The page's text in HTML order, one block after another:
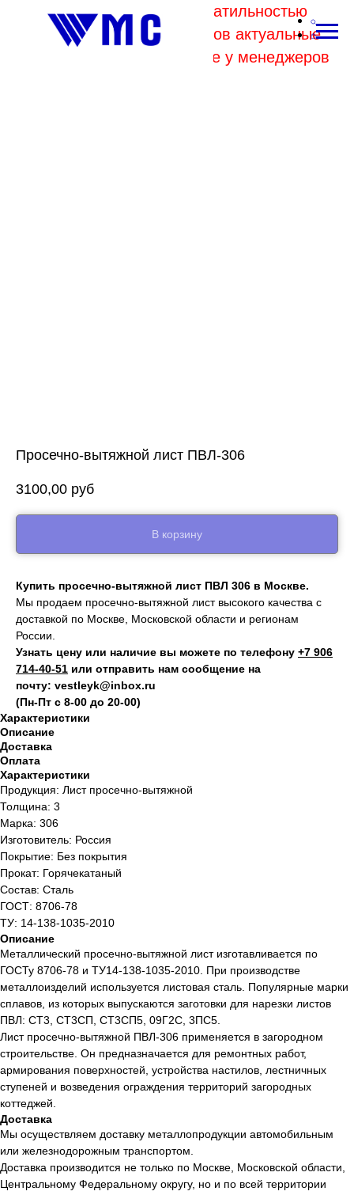
В связи с высокой волатильностью
отпускных цен комбинатов актуальные
цены на металл уточняйте у менеджеров
Просечно-вытяжной лист ПВЛ-306
3100,00 руб
В корзину
Купить просечно-вытяжной лист ПВЛ 306 в Москве.
Мы продаем просечно-вытяжной лист высокого качества с
доставкой по Москве, Московской области и регионам
России.
Узнать цену или наличие вы можете по телефону +7 906
714‑40-51 или отправить нам сообщение на
почту: vestleyk@inbox.ru
(Пн-Пт с 8-00 до 20-00)
Характеристики
Описание
Доставка
Оплата
Характеристики
Продукция: Лист просечно-вытяжной
Толщина: 3
Марка: 306
Изготовитель: Россия
Покрытие: Без покрытия
Прокат: Горячекатаный
Состав: Сталь
ГОСТ: 8706-78
ТУ: 14-138-1035-2010
Описание
Металлический просечно-вытяжной лист изготавливается по
ГОСТу 8706-78 и ТУ14-138-1035-2010. При производстве
металлоизделий используется листовая сталь. Популярные марки
сплавов, из которых выпускаются заготовки для нарезки листов
ПВЛ: СТ3, СТ3СП, СТ3СП5, 09Г2С, 3ПС5.
Лист просечно-вытяжной ПВЛ-306 применяется в загородном
строительстве. Он предназначается для ремонтных работ,
армирования поверхностей, устройства настилов, лестничных
ступеней и возведения ограждения территорий загородных
коттеджей.
Доставка
Мы осуществляем доставку металлопродукции автомобильным
или железнодорожным транспортом.
Доставка производится не только по Москве, Московской области,
Центральному Федеральному округу, но и по всей территории